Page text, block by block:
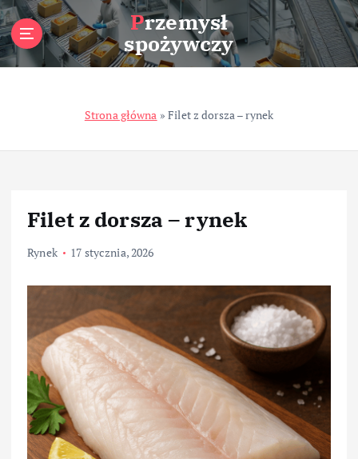
S
k
i
p
n
Przemysł
spożywczy
Strona główna »Filet z dorsza – rynek
Filet z dorsza – rynek
Rynek 17 stycznia, 2026